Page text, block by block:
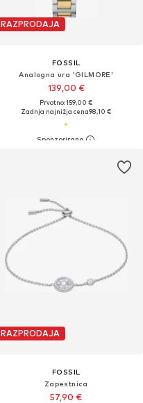
RAZPRODAJA
FOSSIL
Analogna ura 'GILMORE'
139,00 €
Prvotno: 159,00 €
Zadnja najnižja cena98,10 €
RAZPRODAJA
FOSSIL
Zapestnica
57,90 €